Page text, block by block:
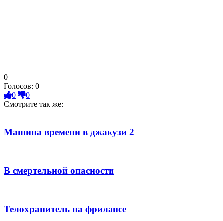
0
Голосов: 0
0
0
Смотрите так же:
Машина времени в джакузи 2
В смертельной опасности
Телохранитель на фрилансе